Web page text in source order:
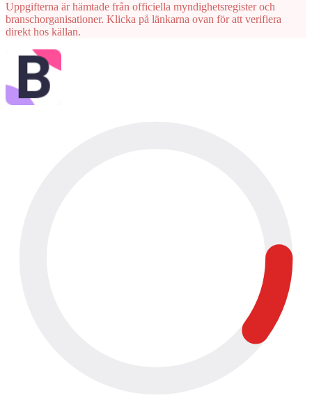
Uppgifterna är hämtade från officiella myndighetsregister och
branschorganisationer. Klicka på länkarna ovan för att verifiera
direkt hos källan.